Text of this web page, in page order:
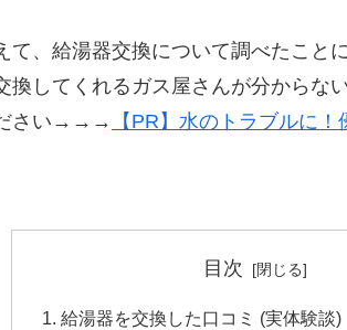
て、給湯器交換について調べたこ
換してくれるガス屋さんが分からな
ださい→→→
【PR】水のトラブルに
目次
給湯器を交換した口コミ (実体験談)